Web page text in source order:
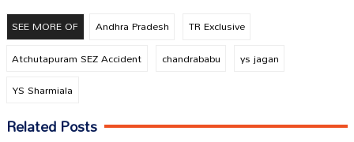
SEE MORE OF Andhra Pradesh
TR Exclusive
Atchutapuram SEZ Accident
chandrababu
ys jagan
YS Sharmiala
Related Posts